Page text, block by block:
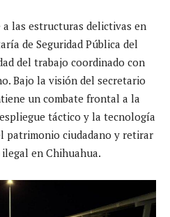
las estructuras delictivas en
de Seguridad Pública del
del trabajo coordinado con
Bajo la visión del secretario
un combate frontal a la
táctico y la tecnología
patrimonio ciudadano y retirar
en Chihuahua.